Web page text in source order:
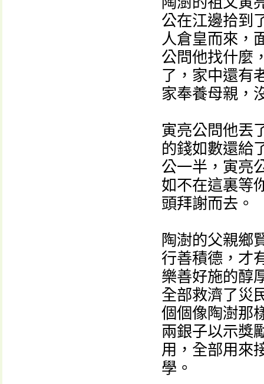
公在江邊拾到
人倉皇而來，
公問他找什麼
了，家中還有
家奉養母親，
寅亮公問他丟
的錢如數還給
公一半，寅亮
如不在這裏等
頭拜謝而去。
陶澍的父親鄉
行善積德，才
樂善好施的醇
全部救濟了災
個個像陶澍那
兩銀子以示獎
用，全部用來
學。